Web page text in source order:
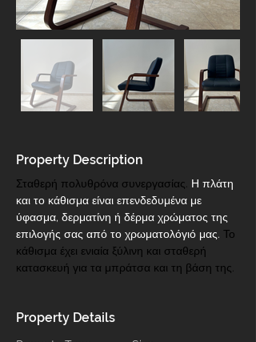
Property Description
Σταθερή πολυθρόνα συνεργασίας. Η πλάτη
και το κάθισμα είναι επενδεδυμένα με
ύφασμα, δερματίνη ή δέρμα χρώματος της
επιλογής σας από το χρωματολόγιό μας. Το
κάθισμα έχει ενιαία ξύλινη και σταθερή
κατασκευή για τα μπράτσα και τη βάση της.
Property Details